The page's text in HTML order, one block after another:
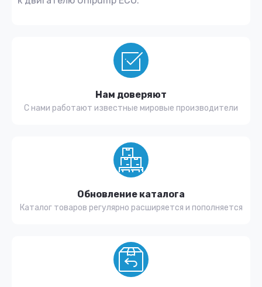
Нам доверяют
С нами работают известные мировые производители
Обновление каталога
Каталог товаров регулярно расширяется и пополняется